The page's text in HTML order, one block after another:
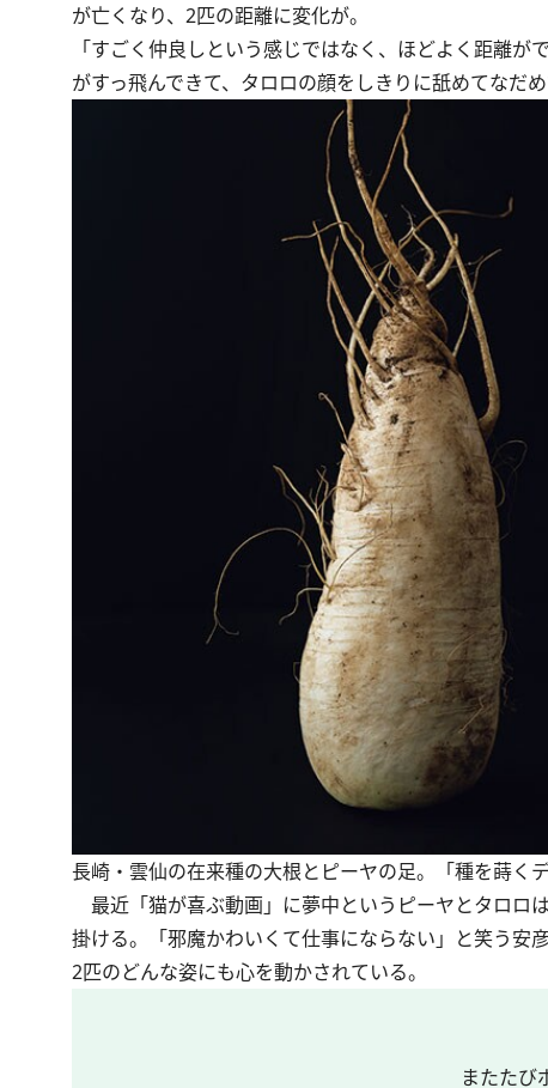
が亡くなり、2匹の距離に変化が。
「すごく仲良しという感じではなく、ほどよく距離
がすっ飛んできて、タロロの顔をしきりに舐めてなだ
長崎・雲仙の在来種の大根とピーヤの足。「種を蒔く
最近「猫が喜ぶ動画」に夢中というピーヤとタロロ
掛ける。「邪魔かわいくて仕事にならない」と笑う安
2匹のどんな姿にも心を動かされている。
またたび